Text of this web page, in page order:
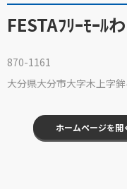
FESTAﾌﾘｰﾓｰﾙ
870-1161
大分県大分市大字木上字
ホームページを開